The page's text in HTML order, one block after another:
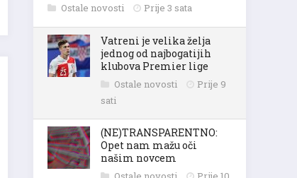
Ostale novosti Prije 3 sata
Vatreni je velika želja
jednog od najbogatijih
klubova Premier lige
Ostale novosti
Prije 9
sati
(NE)TRANSPARENTNO:
Opet nam mažu oči
našim novcem